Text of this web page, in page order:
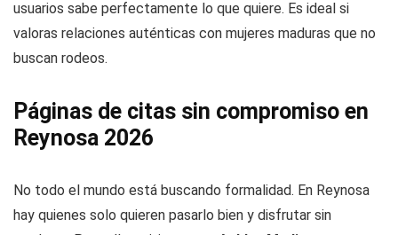
usuarios sabe perfectamente lo que quiere. Es ideal si
valoras relaciones auténticas con mujeres maduras que no
buscan rodeos.
Páginas de citas sin compromiso en
Reynosa 2026
No todo el mundo está buscando formalidad. En Reynosa
hay quienes solo quieren pasarlo bien y disfrutar sin